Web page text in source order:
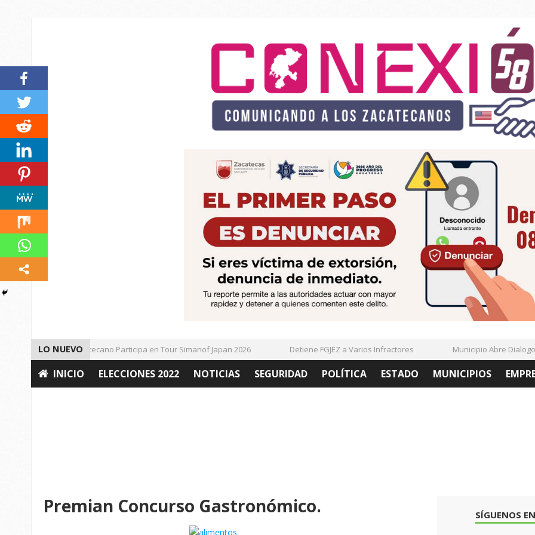
LO NUEVO
Universitario Zacatecano Participa en Tour Simanof Japan 2026 Detiene FGJEZ a Varios Infractores Municipio Abre Dialogo
INICIO ELECCIONES 2022 NOTICIAS SEGURIDAD POLÍTICA ESTADO MUNICIPIOS
Premian Concurso Gastronómico. SÍGUENOS